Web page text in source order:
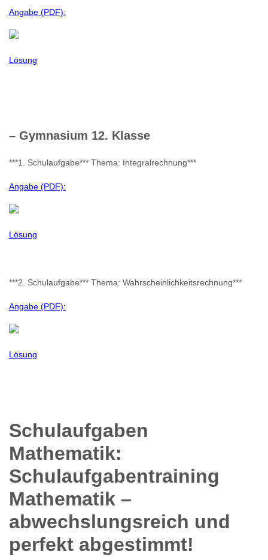
Angabe (PDF):
Lösung
– Gymnasium 12. Klasse
***1. Schulaufgabe*** Thema: Integralrechnung***
Angabe (PDF):
Lösung
***2. Schulaufgabe*** Thema: Wahrscheinlichkeitsrechnung***
Angabe (PDF):
Lösung
Schulaufgaben
Mathematik:
Schulaufgabentraining
Mathematik –
abwechslungsreich und
perfekt abgestimmt!